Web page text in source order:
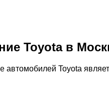
Toyota в
автомобилей Toyota